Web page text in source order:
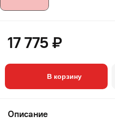
17 775 ₽
В корзину
Описание